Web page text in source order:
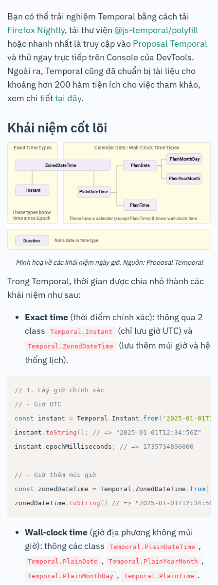
Bạn có thể trải nghiệm Temporal bằng cách tải
Firefox Nightly, tải thư viện @js-temporal/polyfill
hoặc nhanh nhất là truy cập vào Proposal Temporal
và thử ngay trực tiếp trên Console của DevTools.
Ngoài ra, Temporal cũng đã chuẩn bị tài liệu cho
khoảng hơn 200 hàm tiện ích cho việc tham khảo,
xem chi tiếttại đây.
Khái niệm cốt lõi
Minh hoạ về các khái niệm ngày giờ. Nguồn: Proposal Temporal
Trong Temporal, thời gian được chia nhỏ thành các
khái niệm như sau:
Exact time (thời điểm chính xác): thông qua 2
class
Temporal.Instant (chỉ lưu giờ UTC) và
Temporal.ZonedDateTime
(lưu thêm múi giờ và hệ
thống lịch).
// 1. Lấy giờ chính xác
// - Giờ UTC
const instant = Temporal . Instant . from( '2025-01-
instant . toString ( ) ;
// => "2025-01-01T12:34:56Z"
instant . epochMilliseconds ; // => 1735734896000
// - Giờ thêm múi giờ
const zonedDateTime = Temporal . ZonedDateTime . from(
zonedDateTime . toString ( ) // => "2025-01-
Wall-clock time (giờ địa phương không múi
giờ): thông các class
Temporal.PlainDateTime ,
Temporal.PlainDate , Temporal.PlainYearMonth ,
Temporal.PlainMonthDay , Temporal.PlainTime .